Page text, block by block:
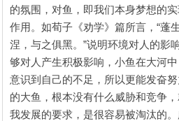
的氛围，对鱼，即我们本身梦想的
作用。如荀子《劝学》篇所言，“蓬
涅，与之俱黑。”说明环境对人的影
够对人产生积极影响，小鱼在大河
意识到自己的不足，所以更能发奋
的大鱼，根本没有什么威胁和竞争
我发展的要求，是很容易被淘汰的